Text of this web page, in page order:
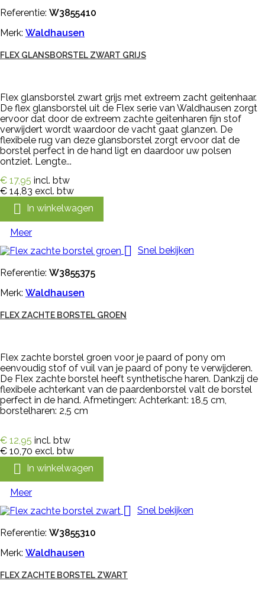
Referentie: W3855410
Merk: Waldhausen
FLEX GLANSBORSTEL ZWART GRIJS
Flex glansborstel zwart grijs met extreem zacht geitenhaar.
De flex glansborstel uit de Flex serie van Waldhausen zorgt
ervoor dat door de extreem zachte geitenharen fijn stof
verwijdert wordt waardoor de vacht gaat glanzen. De
flexibele rug van deze glansborstel zorgt ervoor dat de
borstel perfect in de hand ligt en daardoor uw polsen
ontziet. Lengte...
€ 17,95 incl. btw
€ 14,83 excl. btw
 In winkelwagen
Meer
 Snel bekijken
Referentie: W3855375
Merk: Waldhausen
FLEX ZACHTE BORSTEL GROEN
Flex zachte borstel groen voor je paard of pony om
eenvoudig stof of vuil van je paard of pony te verwijderen.
De Flex zachte borstel heeft synthetische haren. Dankzij de
flexibele achterkant van de paardenborstel valt de borstel
perfect in de hand. Afmetingen: Achterkant: 18,5 cm,
borstelharen: 2,5 cm
€ 12,95 incl. btw
€ 10,70 excl. btw
 In winkelwagen
Meer
 Snel bekijken
Referentie: W3855310
Merk: Waldhausen
FLEX ZACHTE BORSTEL ZWART